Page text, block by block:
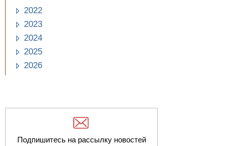
2022
2023
2024
2025
2026
Подпишитесь на рассылку новостей